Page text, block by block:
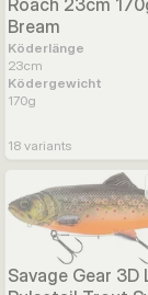
Roach 23cm
Bream
Köderlänge
23cm
Ködergewicht
170g
18 variants
Savage Gear 3D